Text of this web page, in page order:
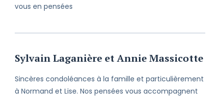
vous en pensées
Sylvain Laganière et Annie Massicotte
Sincères condoléances à la famille et particulièrement
à Normand et Lise. Nos pensées vous accompagnent